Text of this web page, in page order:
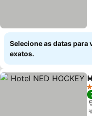
Selecione as datas para
exatos.
3